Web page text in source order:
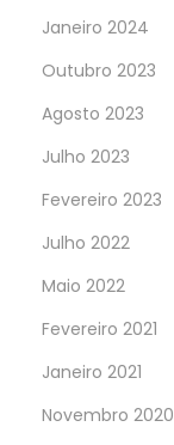
Janeiro 2024
Outubro 2023
Agosto 2023
Julho 2023
Fevereiro 2023
Julho 2022
Maio 2022
Fevereiro 2021
Janeiro 2021
Novembro 2020